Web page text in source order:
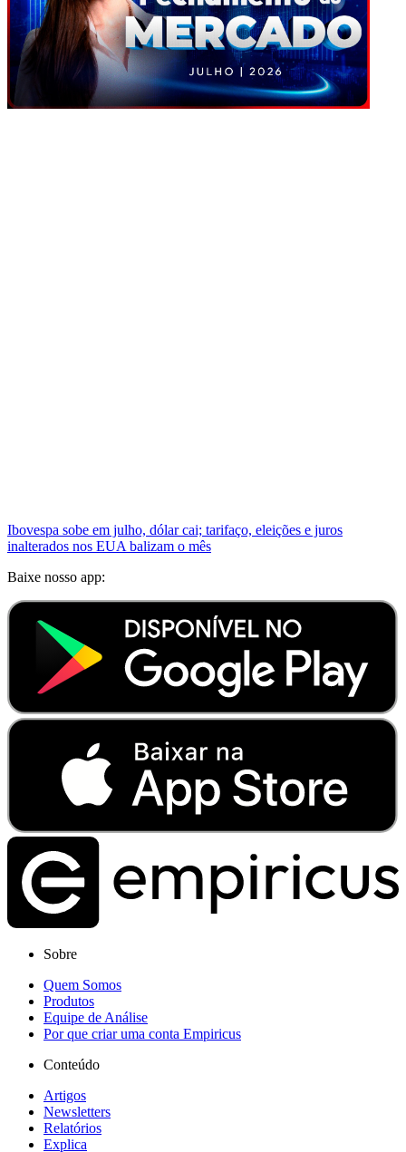
Ibovespa sobe em julho, dólar cai; tarifaço, eleições e juros
inalterados nos EUA balizam o mês
Baixe nosso app:
Sobre
Quem Somos
Produtos
Equipe de Análise
Por que criar uma conta Empiricus
Conteúdo
Artigos
Newsletters
Relatórios
Explica